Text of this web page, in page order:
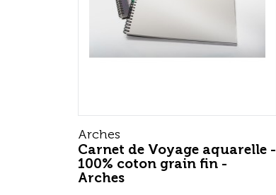
Arches
Carnet de Voyage aquarelle -
100% coton grain fin -
Arches